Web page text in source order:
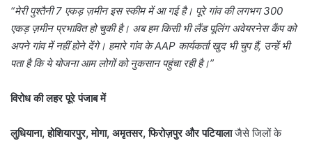
“मेरी पुश्तैनी7 एकड़ ज़मीन इस स्कीम में आ गई है। पूरे गांव की लगभग300
एकड़ ज़मीन प्रभावित हो चुकी है। अब हम किसी भी लैंड पूलिंग अवेयरनेस कैंप को
अपने गांव में नहीं होने देंगे। हमारे गांव केAAP कार्यकर्ता खुद भी चुप हैं, उन्हें भी
पता है कि ये योजना आम लोगों को नुकसान पहुंचा रही है।”
विरोध की लहर पूरे पंजाब में
लुधियाना,होशियारपुर,मोगा, अमृतसर,फिरोज़पुर और पटियालाजैसे जिलों के